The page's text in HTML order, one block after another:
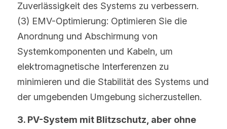
Zuverlässigkeit des Systems zu verbessern.
(3) EMV-Optimierung: Optimieren Sie die
Anordnung und Abschirmung von
Systemkomponenten und Kabeln, um
elektromagnetische Interferenzen zu
minimieren und die Stabilität des Systems und
der umgebenden Umgebung sicherzustellen.
3. PV-System mit Blitzschutz, aber ohne